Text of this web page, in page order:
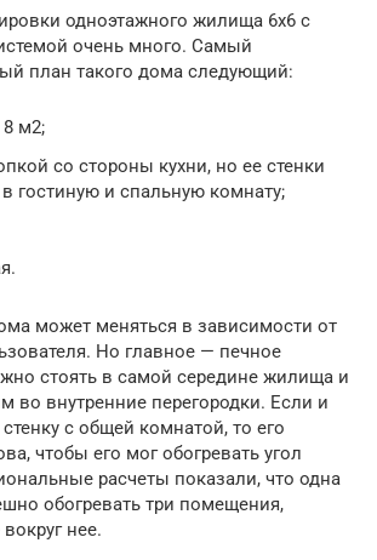
одноэтажного жилища 6х6 с
очень много. Самый
план такого дома следующий:
м2;
со стороны кухни, но ее стенки
гостиную и спальную комнату;
может меняться в зависимости от
Но главное — печное
стоять в самой середине жилища и
во внутренние перегородки. Если и
стенку с общей комнатой, то его
чтобы его мог обогревать угол
расчеты показали, что одна
обогревать три помещения,
нее.